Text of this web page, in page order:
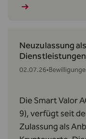
Neuzulassung
Dienstleistungen
02.07.26•
Die Smart Valor
9), verfügt seit
Zulassung als